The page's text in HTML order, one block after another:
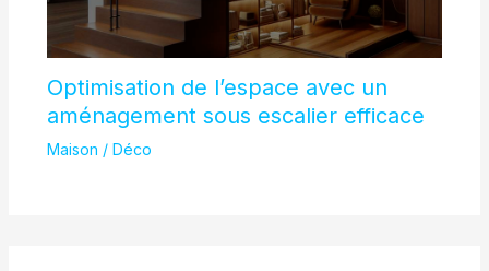
Optimisation de l’espace avec un
aménagement sous escalier efficace
Maison / Déco